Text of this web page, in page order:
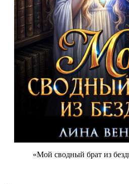
«Мой сводный брат из